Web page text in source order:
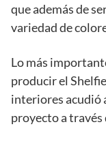
que además de
variedad de
Lo más
producir el
interiores acudió
proyecto a